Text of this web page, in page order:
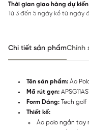
Thời gian giao hàng dự kiến
Từ 3 đến 5 ngày kể từ ngày
Chi tiết sản phẩmChính
Tên sản phẩm: Áo
Mã rút gọn:
Form Dáng: Tech golf
Thiết kế:
Áo polo ngắn tay